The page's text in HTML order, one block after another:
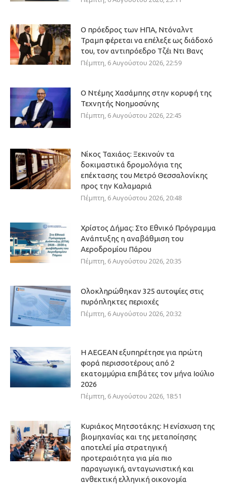
Ο πρόεδρος των ΗΠΑ, Ντόναλντ
Τραμπ φέρεται να επέλεξε ως διάδοχό
του, τον αντιπρόεδρο Τζέι Ντι Βανς
Πέμπτη, 6 Αυγούστου 2026, 22:59
Ο Ντέμης Χασάμπης στην κορυφή της
Τεχνητής Νοημοσύνης
Πέμπτη, 6 Αυγούστου 2026, 22:45
Νίκος Ταχιάος: Ξεκινούν τα
δοκιμαστικά δρομολόγια της
επέκτασης του Μετρό Θεσσαλονίκης
προς την Καλαμαριά
Πέμπτη, 6 Αυγούστου 2026, 20:48
Χρίστος Δήμας: Στο Εθνικό Πρόγραμμα
Ανάπτυξης η αναβάθμιση του
Αεροδρομίου Πάρου
Πέμπτη, 6 Αυγούστου 2026, 20:35
Ολοκληρώθηκαν 325 αυτοψίες στις
πυρόπληκτες περιοχές
Πέμπτη, 6 Αυγούστου 2026, 20:32
Η AEGEAN εξυπηρέτησε για πρώτη
φορά περισσοτέρους από 2
εκατομμύρια επιβάτες τον μήνα Ιούλιο
2026
Πέμπτη, 6 Αυγούστου 2026, 18:51
Κυριάκος Μητσοτάκης: Η ενίσχυση της
βιομηχανίας και της μεταποίησης
αποτελεί μία στρατηγική
προτεραιότητα για μία πιο
παραγωγική, ανταγωνιστική και
ανθεκτική ελληνική οικονομία